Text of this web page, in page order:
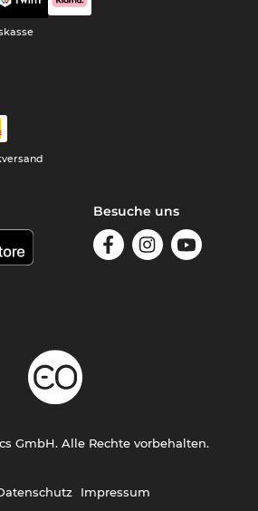
Besuche uns
Impressum
GmbH. Alle Rechte vorbehalten.